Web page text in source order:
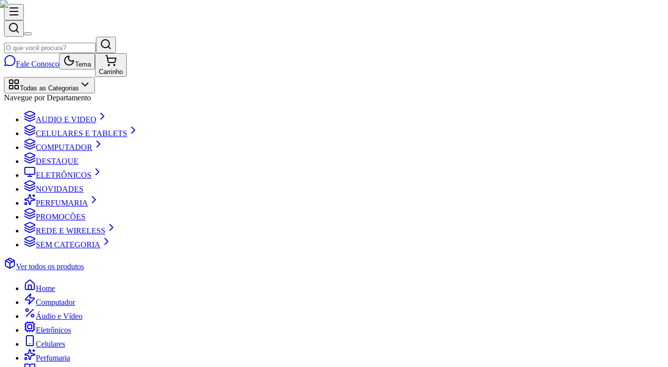
Fale Conosco
Tema
Carrinho
Todas as Categorias
Navegue por Departamento
AUDIO E VIDEO
CELULARES E TABLETS
COMPUTADOR
DESTAQUE
ELETRÔNICOS
NOVIDADES
PERFUMARIA
PROMOÇÕES
REDE E WIRELESS
SEM CATEGORIA
Ver todos os produtos
Home
Computador
Áudio e Vídeo
Eletrônicos
Celulares
Perfumaria